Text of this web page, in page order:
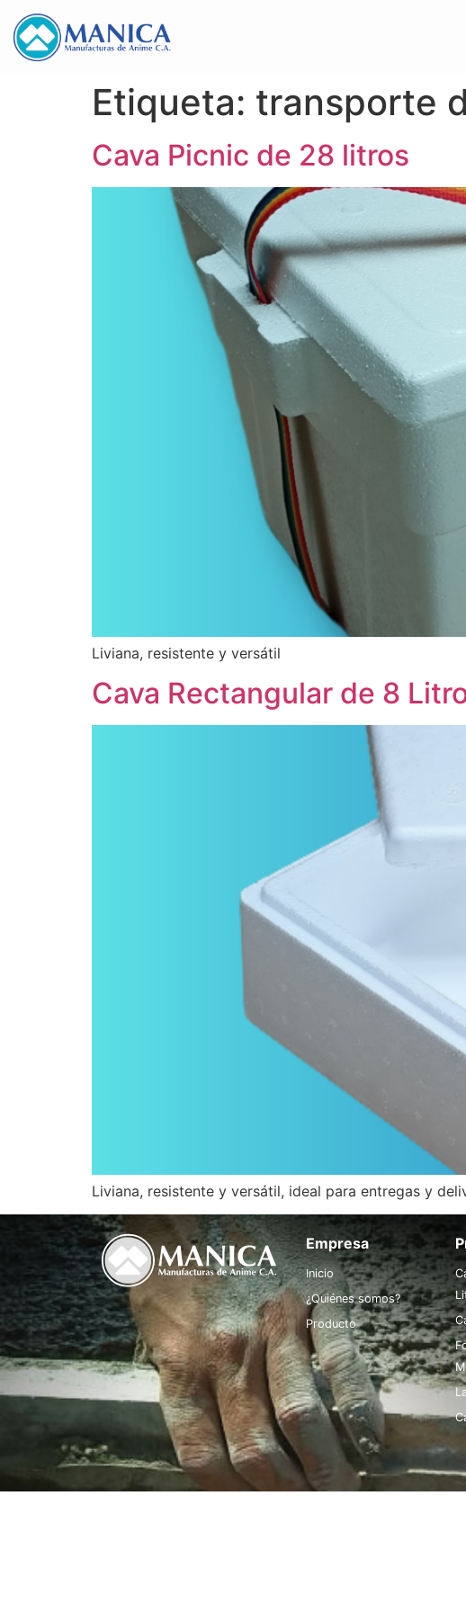
Etiqueta: transporte
Cava Picnic de 28 litros
Liviana, resistente y versátil
Cava Rectangular de 8
Liviana, resistente y versátil, ideal para entregas y
Empresa
Inicio
¿Quiénes somos?
Producto